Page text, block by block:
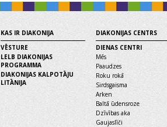
KAS IR DIAKONIJA
VĒSTURE
LELB DIAKONIJAS
PROGRAMMA
DIAKONIJAS KALPOTĀJU
LITĀNIJA
DIAKONIJAS CENTRS
DIENAS CENTRI
Mēs
Paaudzes
Roku rokā
Sirdsgaisma
Arken
Baltā ūdensroze
Dzīvības aka
Gaujaslīči